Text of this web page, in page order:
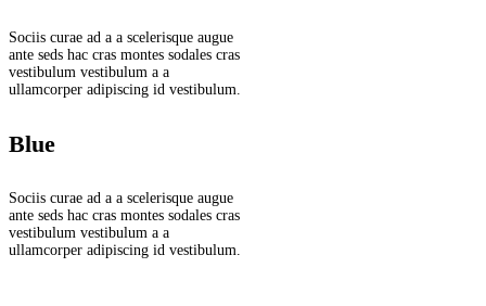
Sociis curae ad a a scelerisque augue
ante seds hac cras montes sodales cras
vestibulum vestibulum a a
ullamcorper adipiscing id vestibulum.
Blue
Sociis curae ad a a scelerisque augue
ante seds hac cras montes sodales cras
vestibulum vestibulum a a
ullamcorper adipiscing id vestibulum.